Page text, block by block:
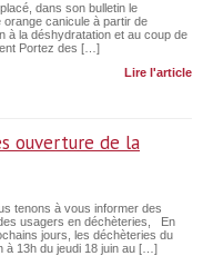
dans son bulletin le
orange canicule à partir de
à la déshydratation et au coup de
Portez des […]
Lire l'article
ouverture de la
tenons à vous informer des
usagers en déchèteries, En
jours, les déchèteries du
à 13h du jeudi 18 juin au […]